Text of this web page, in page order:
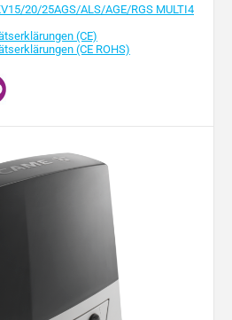
20/25AGS/ALS/AGE/RGS MULTI4
(CE)
(CE ROHS)